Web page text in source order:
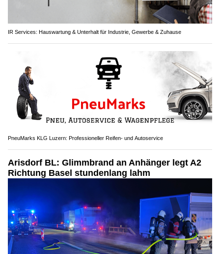
IR Services: Hauswartung & Unterhalt für Industrie, Gewerbe & Zuhause
PneuMarks KLG Luzern: Professioneller Reifen- und Autoservice
Arisdorf BL: Glimmbrand an Anhänger legt A2
Richtung Basel stundenlang lahm